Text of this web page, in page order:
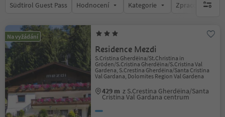
Südtirol Guest Pass Hodnocení Kategorie Zpracovávábrak
Na vyžádání
Residence Mezdi
S.Cristina Gherdëina/St.Christina in
Gröden/S.Cristina Gherdëina/S.Cristina Val
Gardena, S.Crestina Gherdëina/Santa Cristina
Val Gardana, Dolomites Region Val Gardena
429 m z S.Crestina Gherdëina/Santa
Cristina Val Gardana centrum